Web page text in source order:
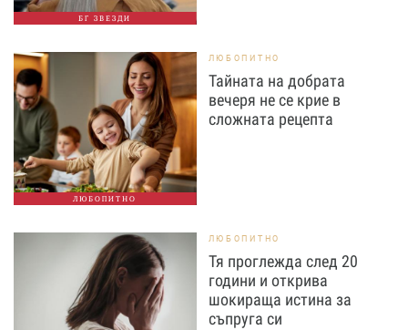
БГ ЗВЕЗДИ
ЛЮБОПИТНО
ЛЮБОПИТНО
Тайната на добрата
вечеря не се крие в
сложната рецепта
ЛЮБОПИТНО
Тя проглежда след 20
години и открива
шокираща истина за
съпруга си